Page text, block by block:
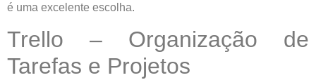
é uma excelente escolha.
Trello – Organização de
Tarefas e Projetos